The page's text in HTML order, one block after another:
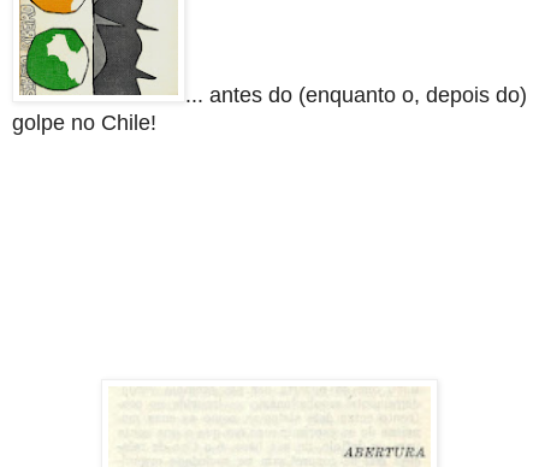
... antes do (enquanto o, depois do)
golpe no Chile!